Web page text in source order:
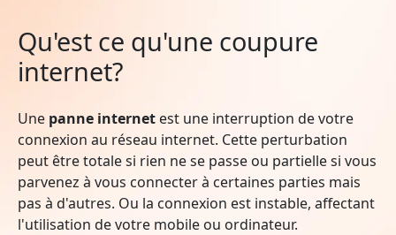
Qu'est ce qu'une coupure
internet?
Une panne internet est une interruption de votre
connexion au réseau internet. Cette perturbation
peut être totale si rien ne se passe ou partielle si vous
parvenez à vous connecter à certaines parties mais
pas à d'autres. Ou la connexion est instable, affectant
l'utilisation de votre mobile ou ordinateur.